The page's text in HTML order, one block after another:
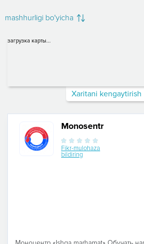
mashhurligi bo'yicha
загрузка карты...
Xaritani kengaytirish
Monosentr
Fikr-mulohaza
bildiring